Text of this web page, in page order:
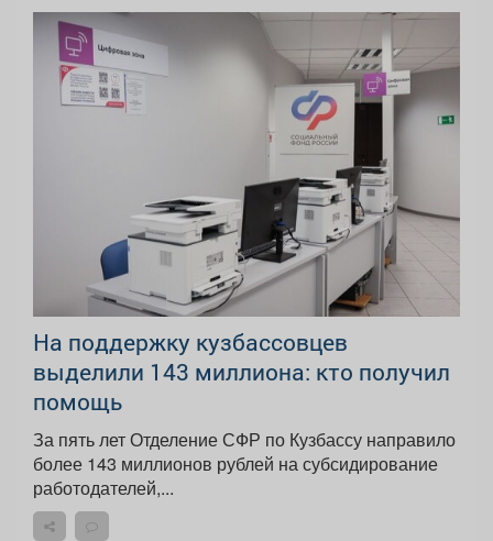
На поддержку кузбассовцев
выделили 143 миллиона: кто получил
помощь
За пять лет Отделение СФР по Кузбассу направило
более 143 миллионов рублей на субсидирование
работодателей,...